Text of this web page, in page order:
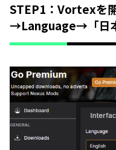
STEP1：Vortexを
→Language→「日